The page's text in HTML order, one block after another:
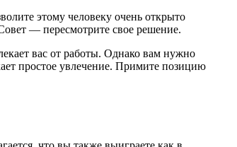
этому человеку очень открыто
— пересмотрите свое решение.
вас от работы. Однако вам нужно
простое увлечение. Примите позицию